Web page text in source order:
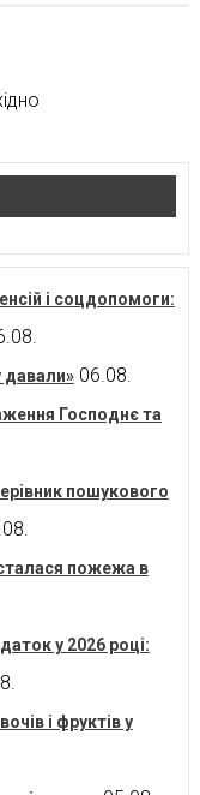
і соцдопомоги:
давали» 06.08.
Господнє та
пошукового
пожежа в
у 2026 році:
і фруктів у